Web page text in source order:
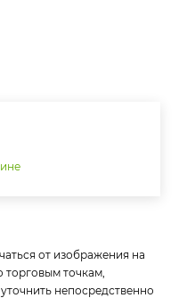
от изображения на
торговым точкам,
непосредственно